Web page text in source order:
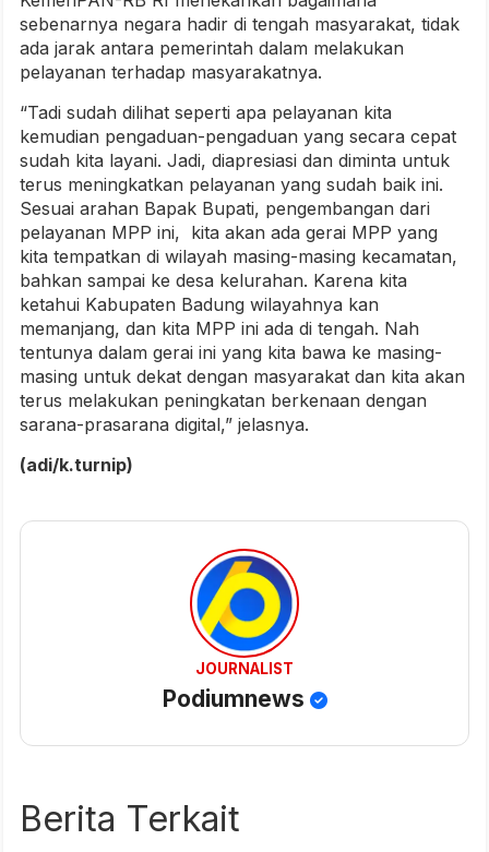
sebenarnya negara hadir di tengah masyarakat, tidak
ada jarak antara pemerintah dalam melakukan
pelayanan terhadap masyarakatnya.
“Tadi sudah dilihat seperti apa pelayanan kita
kemudian pengaduan-pengaduan yang secara cepat
sudah kita layani. Jadi, diapresiasi dan diminta untuk
terus meningkatkan pelayanan yang sudah baik ini.
Sesuai arahan Bapak Bupati, pengembangan dari
pelayanan MPP ini, kita akan ada gerai MPP yang
kita tempatkan di wilayah masing-masing kecamatan,
bahkan sampai ke desa kelurahan. Karena kita
ketahui Kabupaten Badung wilayahnya kan
memanjang, dan kita MPP ini ada di tengah. Nah
tentunya dalam gerai ini yang kita bawa ke masing-
masing untuk dekat dengan masyarakat dan kita akan
terus melakukan peningkatan berkenaan dengan
sarana-prasarana digital,” jelasnya.
(adi/k.turnip)
JOURNALIST
Podiumnews
Berita Terkait